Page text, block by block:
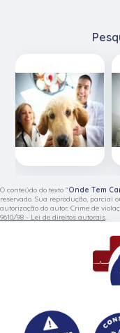
‹
O conteúdo do texto "Onde Tem
reservado. Sua reprodução, parcial
autorização do autor. Crime de
9610/98 - Lei de direitos autorais.